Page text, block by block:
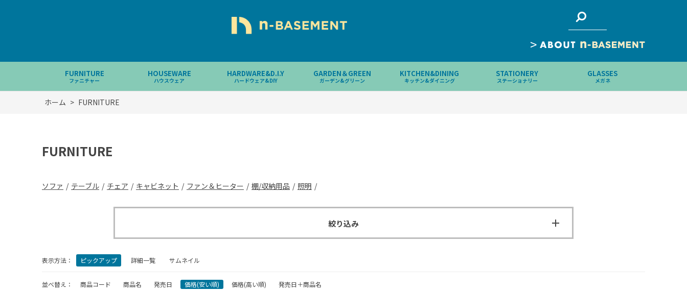
>
FURNITURE
ファニチャー
HOUSEWARE
ハウスウェア
HARDWARE&D.I.Y
ハードウェア&DIY
GARDEN＆GREEN
ガーデン&グリーン
KITCHEN&DINING
キッチン&ダイニング
STATIONERY
ステーショナリー
GLASSES
メガネ
ホーム > FURNITURE
FURNITURE
ソファ / テーブル / チェア / キャビネット / ファン＆ヒーター / 棚/収納用品 / 照明 /
絞り込み
表示方法： ピックアップ 詳細一覧 サムネイル
並べ替え： 商品コード 商品名 発売日 価格(安い順) 価格(高い順) 発売日＋商品名